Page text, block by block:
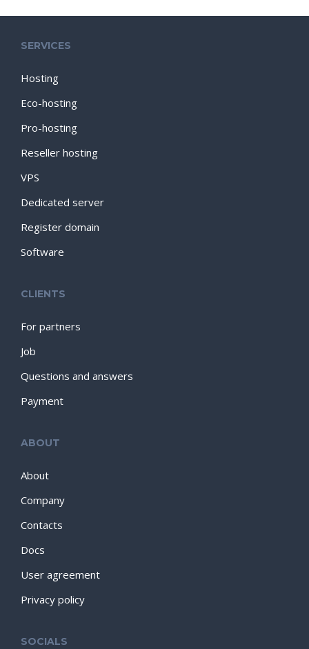
SERVICES
Hosting
Eco-hosting
Pro-hosting
Reseller hosting
VPS
Dedicated server
Register domain
Software
CLIENTS
For partners
Job
Questions and answers
Payment
ABOUT
About
Company
Contacts
Docs
User agreement
Privacy policy
SOCIALS